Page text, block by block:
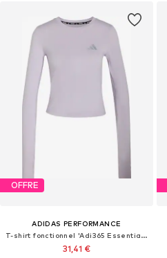
OFFRE
ADIDAS PERFORMANCE
T-shirt fonctionnel 'Adi365 Essentials'
31,41 €